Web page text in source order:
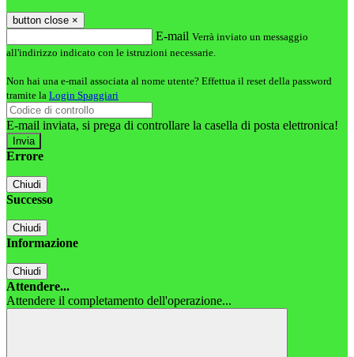
button close ×
E-mail Verrà inviato un messaggio
all'indirizzo indicato con le istruzioni necessarie.
Non hai una e-mail associata al nome utente? Effettua il reset della password
tramite la Login Spaggiari
E-mail inviata, si prega di controllare la casella di posta elettronica!
Errore
Chiudi
Successo
Chiudi
Informazione
Chiudi
Attendere...
Attendere il completamento dell'operazione...